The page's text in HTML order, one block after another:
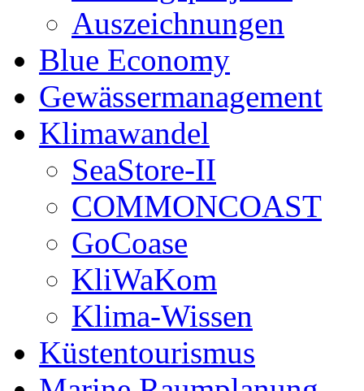
Auszeichnungen
Blue Economy
Gewässermanagement
Klimawandel
SeaStore-II
COMMONCOAST
GoCoase
KliWaKom
Klima-Wissen
Küstentourismus